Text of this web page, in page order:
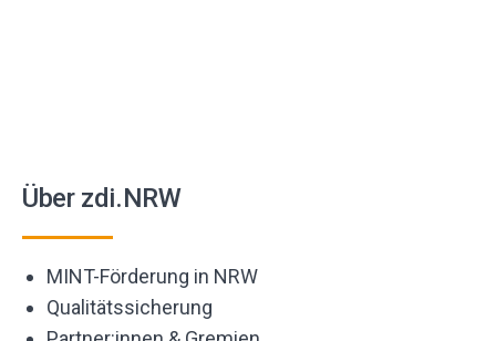
Über zdi.NRW
MINT-Förderung in NRW
Qualitätssicherung